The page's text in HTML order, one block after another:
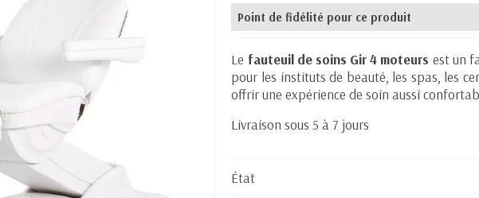
Point de fidélité pour ce produit
Le fauteuil de soins Gir 4 moteurs est un
pour les instituts de beauté, les spas, les
offrir une expérience de soin aussi
Livraison sous 5 à 7 jours
État